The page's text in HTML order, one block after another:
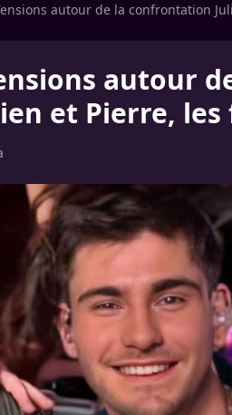
autour de la confrontation
autour
et Pierre, les